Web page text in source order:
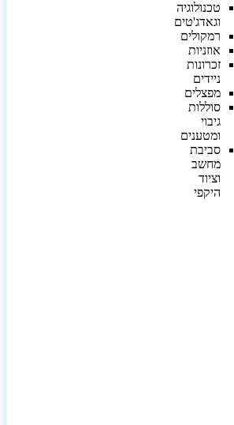
טכנולוגיה
וגאדג'טים
רמקולים
אוזניות
זכרונות
ניידים
מפצלים
סוללות
גיבוי
ומטענים
סביבת
מחשב
וציוד
היקפי